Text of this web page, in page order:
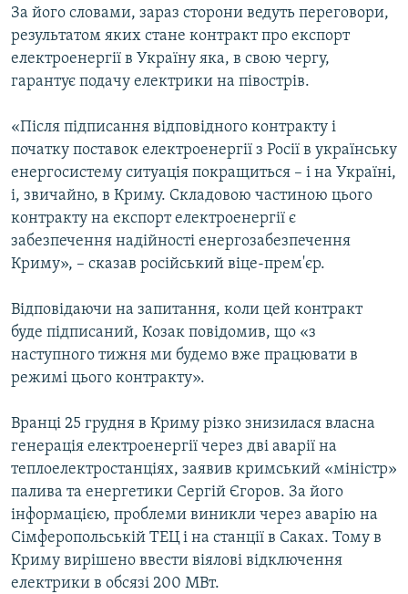
За його словами, зараз сторони ведуть переговори,
результатом яких стане контракт про експорт
електроенергії в Україну яка, в свою чергу,
гарантує подачу електрики на півострів.
«Після підписання відповідного контракту і
початку поставок електроенергії з Росії в українську
енергосистему ситуація покращиться – і на Україні,
і, звичайно, в Криму. Складовою частиною цього
контракту на експорт електроенергії є
забезпечення надійності енергозабезпечення
Криму», – сказав російський віце-прем'єр.
Відповідаючи на запитання, коли цей контракт
буде підписаний, Козак повідомив, що «з
наступного тижня ми будемо вже працювати в
режимі цього контракту».
Вранці 25 грудня в Криму різко знизилася власна
генерація електроенергії через дві аварії на
теплоелектростанціях, заявив кримський «міністр»
палива та енергетики Сергій Єгоров. За його
інформацією, проблеми виникли через аварію на
Сімферопольській ТЕЦ і на станції в Саках. Тому в
Криму вирішено ввести віялові відключення
електрики в обсязі 200 МВт.